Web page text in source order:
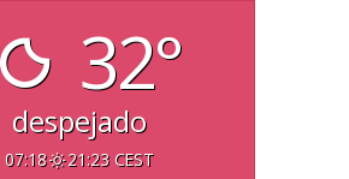
32°
despejado
07:18 21:23 CEST